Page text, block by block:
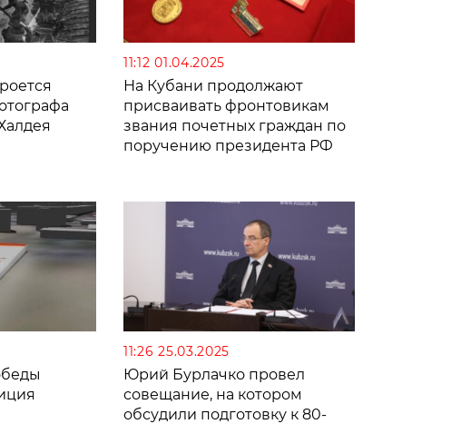
11:12 01.04.2025
На Кубани продолжают
присваивать фронтовикам
звания почетных граждан по
поручению президента РФ
11:26 25.03.2025
Юрий Бурлачко провел
совещание, на котором
обсудили подготовку к 80-